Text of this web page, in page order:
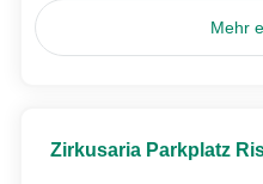
Mehr
Zirkusaria Parkplatz